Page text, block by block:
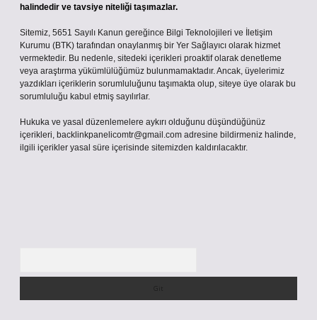
halindedir ve tavsiye niteliği taşımazlar.
Sitemiz, 5651 Sayılı Kanun gereğince Bilgi Teknolojileri ve İletişim
Kurumu (BTK) tarafından onaylanmış bir Yer Sağlayıcı olarak hizmet
vermektedir. Bu nedenle, sitedeki içerikleri proaktif olarak denetleme
veya araştırma yükümlülüğümüz bulunmamaktadır. Ancak, üyelerimiz
yazdıkları içeriklerin sorumluluğunu taşımakta olup, siteye üye olarak bu
sorumluluğu kabul etmiş sayılırlar.
Hukuka ve yasal düzenlemelere aykırı olduğunu düşündüğünüz
içerikleri, backlinkpanelicomtr@gmail.com adresine bildirmeniz halinde,
ilgili içerikler yasal süre içerisinde sitemizden kaldırılacaktır.